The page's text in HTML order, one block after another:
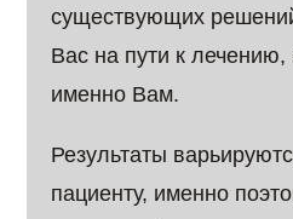
существующих
Вас на пути к лечению,
именно Вам.
Результаты
пациенту, именно